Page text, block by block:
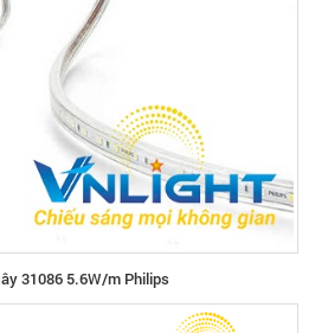
31086 5.6W/m Philips